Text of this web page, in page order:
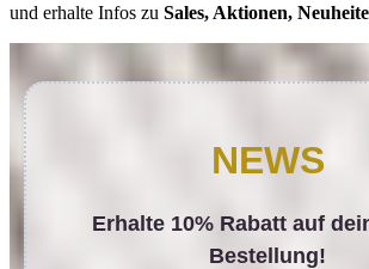
und erhalte Infos zu Sales, Aktionen,
NEWS
Erhalte 10% Rabatt auf
Bestellung!